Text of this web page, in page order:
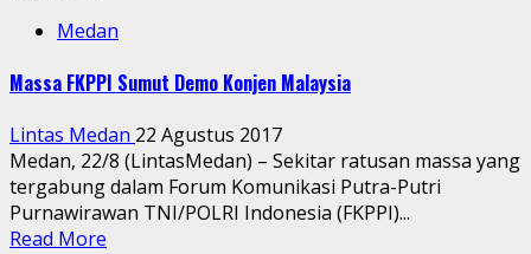
Medan
Massa FKPPI Sumut Demo Konjen Malaysia
Lintas Medan 22 Agustus 2017
Medan, 22/8 (LintasMedan) – Sekitar ratusan massa yang
tergabung dalam Forum Komunikasi Putra-Putri
Purnawirawan TNI/POLRI Indonesia (FKPPI)...
Read More